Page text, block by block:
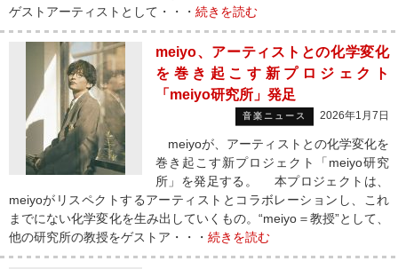
ゲストアーティストとして・・・ 続きを読む
meiyo、アーティストとの化学変化
を巻き起こす新プロジェクト
「meiyo研究所」発足
音楽ニュース 2026年1月7日
meiyoが、アーティストとの化学変化を
巻き起こす新プロジェクト「meiyo研究
所」を発足する。 本プロジェクトは、
meiyoがリスペクトするアーティストとコラボレーションし、これ
までにない化学変化を生み出していくもの。“meiyo＝教授”として、
他の研究所の教授をゲストア・・・ 続きを読む